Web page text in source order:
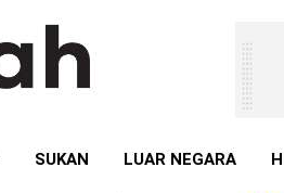
SUKAN LUAR NEGARA